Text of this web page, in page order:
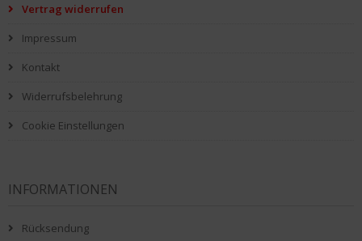
Vertrag widerrufen
Impressum
Kontakt
Widerrufsbelehrung
Cookie Einstellungen
INFORMATIONEN
Rücksendung